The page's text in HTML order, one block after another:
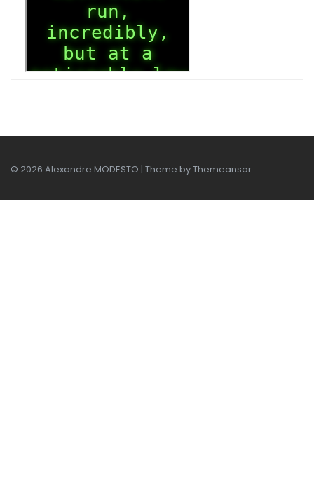
© 2026 Alexandre MODESTO | Theme byThemeansar